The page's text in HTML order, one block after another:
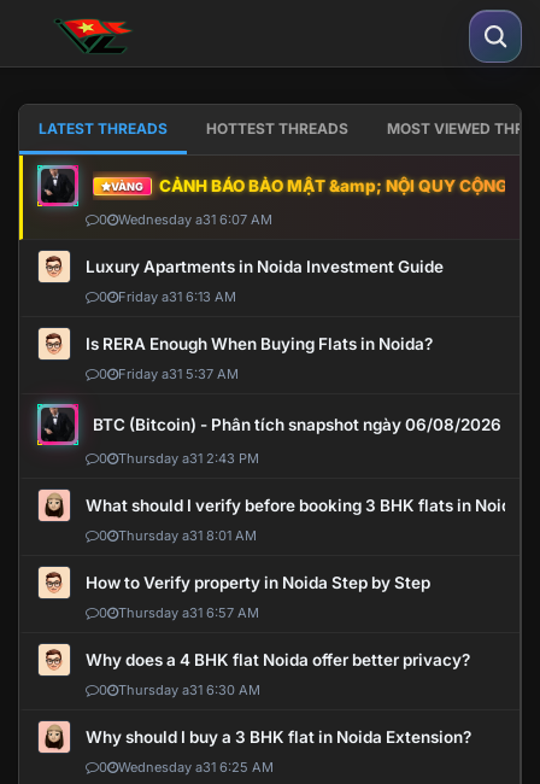
LATEST THREADS HOTTEST THREADS MOST VIEWED
VÀNG CẢNH BÁO BẢO MẬT &amp; NỘI QUY CỘNG
0 Wednesday a31 6:07 AM
Luxury Apartments in Noida Investment Guide
0 Friday a31 6:13 AM
Is RERA Enough When Buying Flats in Noida?
0 Friday a31 5:37 AM
BTC (Bitcoin) - Phân tích snapshot ngày 06/08/2026
0 Thursday a31 2:43 PM
What should I verify before booking 3 BHK flats in Noida?
0 Thursday a31 8:01 AM
How to Verify property in Noida Step by Step
0 Thursday a31 6:57 AM
Why does a 4 BHK flat Noida offer better privacy?
0 Thursday a31 6:30 AM
Why should I buy a 3 BHK flat in Noida Extension?
0 Wednesday a31 6:25 AM